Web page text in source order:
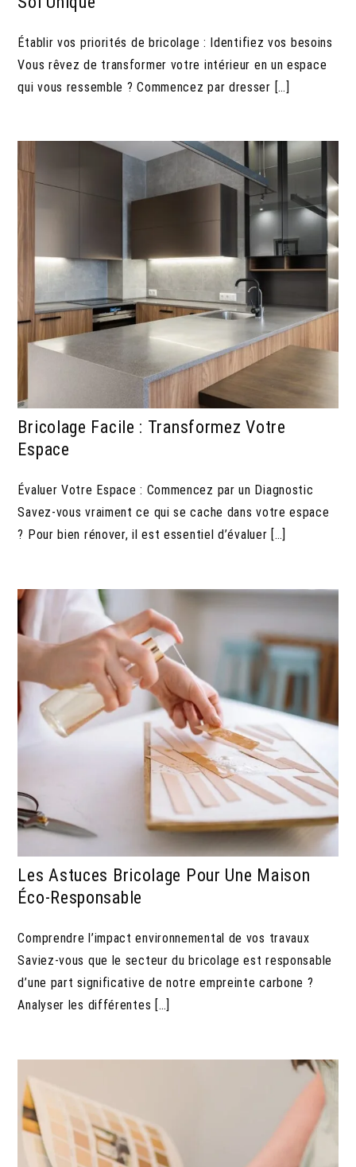
Établir vos priorités de bricolage : Identifiez vos besoins
Vous rêvez de transformer votre intérieur en un espace
qui vous ressemble ? Commencez par dresser […]
Bricolage Facile : Transformez Votre
Espace
Évaluer Votre Espace : Commencez par un Diagnostic
Savez-vous vraiment ce qui se cache dans votre espace
? Pour bien rénover, il est essentiel d’évaluer […]
Les Astuces Bricolage Pour Une Maison
Éco-Responsable
Comprendre l’impact environnemental de vos travaux
Saviez-vous que le secteur du bricolage est responsable
d’une part significative de notre empreinte carbone ?
Analyser les différentes […]